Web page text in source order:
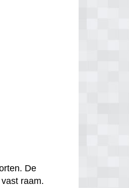
De
raam.